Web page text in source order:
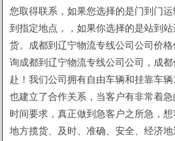
您取得联系，如果您选择的是门到门
到指定地点，，如果你选择的是站到
货。成都到辽宁物流专线公司公司价
询成都到辽宁物流专线公司公司，成
赴！我们公司拥有自由车辆和挂靠车
也建立了合作关系，当客户有非常着
时间要求，真正做到急客户之所急，
地方揽货、及时、准确、安全、经济